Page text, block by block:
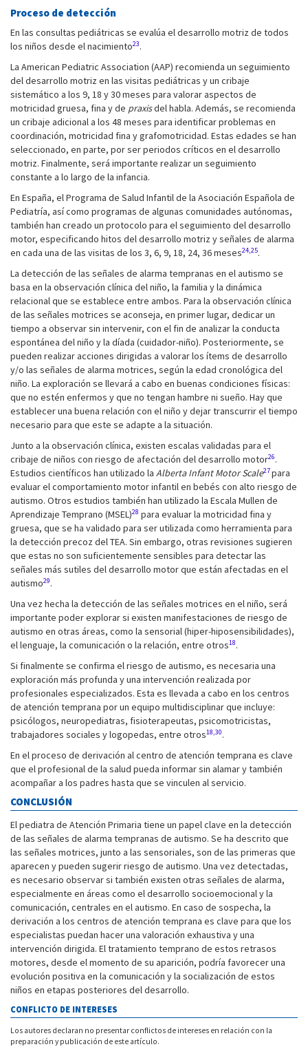
Proceso de detección
En las consultas pediátricas se evalúa el desarrollo motriz de todos
los niños desde el nacimiento23.
La American Pediatric Association (AAP) recomienda un seguimiento
del desarrollo motriz en las visitas pediátricas y un cribaje
sistemático a los 9, 18 y 30 meses para valorar aspectos de
motricidad gruesa, fina y de praxisdel habla. Además, se recomienda
un cribaje adicional a los 48 meses para identificar problemas en
coordinación, motricidad fina y grafomotricidad. Estas edades se han
seleccionado, en parte, por ser periodos críticos en el desarrollo
motriz. Finalmente, será importante realizar un seguimiento
constante a lo largo de la infancia.
En España, el Programa de Salud Infantil de la Asociación Española de
Pediatría, así como programas de algunas comunidades autónomas,
también han creado un protocolo para el seguimiento del desarrollo
motor, especificando hitos del desarrollo motriz y señales de alarma
en cada una de las visitas de los 3, 6, 9, 18, 24, 36 meses24,25.
La detección de las señales de alarma tempranas en el autismo se
basa en la observación clínica del niño, la familia y la dinámica
relacional que se establece entre ambos. Para la observación clínica
de las señales motrices se aconseja, en primer lugar, dedicar un
tiempo a observar sin intervenir, con el fin de analizar la conducta
espontánea del niño y la díada (cuidador-niño). Posteriormente, se
pueden realizar acciones dirigidas a valorar los ítems de desarrollo
y/o las señales de alarma motrices, según la edad cronológica del
niño. La exploración se llevará a cabo en buenas condiciones físicas:
que no estén enfermos y que no tengan hambre ni sueño. Hay que
establecer una buena relación con el niño y dejar transcurrir el tiempo
necesario para que este se adapte a la situación.
Junto a la observación clínica, existen escalas validadas para el
cribaje de niños con riesgo de afectación del desarrollo motor26.
Estudios científicos han utilizado la Alberta Infant Motor Scale27para
evaluar el comportamiento motor infantil en bebés con alto riesgo de
autismo. Otros estudios también han utilizado la Escala Mullen de
Aprendizaje Temprano (MSEL)28 para evaluar la motricidad fina y
gruesa, que se ha validado para ser utilizada como herramienta para
la detección precoz del TEA. Sin embargo, otras revisiones sugieren
que estas no son suficientemente sensibles para detectar las
señales más sutiles del desarrollo motor que están afectadas en el
autismo29.
Una vez hecha la detección de las señales motrices en el niño, será
importante poder explorar si existen manifestaciones de riesgo de
autismo en otras áreas, como la sensorial (hiper-hiposensibilidades),
el lenguaje, la comunicación o la relación, entre otros18.
Si finalmente se confirma el riesgo de autismo, es necesaria una
exploración más profunda y una intervención realizada por
profesionales especializados. Esta es llevada a cabo en los centros
de atención temprana por un equipo multidisciplinar que incluye:
psicólogos, neuropediatras, fisioterapeutas, psicomotricistas,
trabajadores sociales y logopedas, entre otros18,30.
En el proceso de derivación al centro de atención temprana es clave
que el profesional de la salud pueda informar sin alamar y también
acompañar a los padres hasta que se vinculen al servicio.
CONCLUSIÓN
El pediatra de Atención Primaria tiene un papel clave en la detección
de las señales de alarma tempranas de autismo. Se ha descrito que
las señales motrices, junto a las sensoriales, son de las primeras que
aparecen y pueden sugerir riesgo de autismo. Una vez detectadas,
es necesario observar si también existen otras señales de alarma,
especialmente en áreas como el desarrollo socioemocional y la
comunicación, centrales en el autismo. En caso de sospecha, la
derivación a los centros de atención temprana es clave para que los
especialistas puedan hacer una valoración exhaustiva y una
intervención dirigida. El tratamiento temprano de estos retrasos
motores, desde el momento de su aparición, podría favorecer una
evolución positiva en la comunicación y la socialización de estos
niños en etapas posteriores del desarrollo.
CONFLICTO DE INTERESES
Los autores declaran no presentar conflictos de intereses en relación con la
preparación y publicación de este artículo.